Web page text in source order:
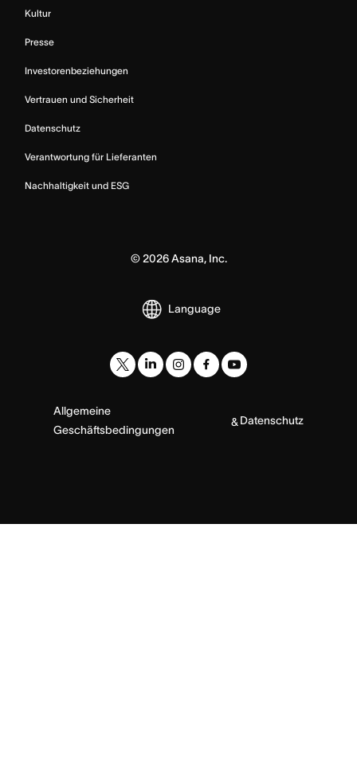
Kultur
Presse
Investorenbeziehungen
Vertrauen und Sicherheit
Datenschutz
Verantwortung für Lieferanten
Nachhaltigkeit und ESG
©2026Asana, Inc.
Language
Allgemeine
Geschäftsbedingungen
&Datenschutz